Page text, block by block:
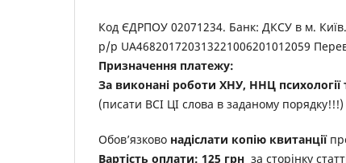
Код ЄДРПОУ 02071234. Банк: ДКСУ в м. Київ.
р/р UA468201720313221006201012059
Призначення платежу:
За виконані роботи ХНУ, ННЦ
(писати ВСІ ЦІ слова в заданому порядку!!!)
Обов’язково надіслати копію квитанції
Вартість оплати: 125 грн за сторінку